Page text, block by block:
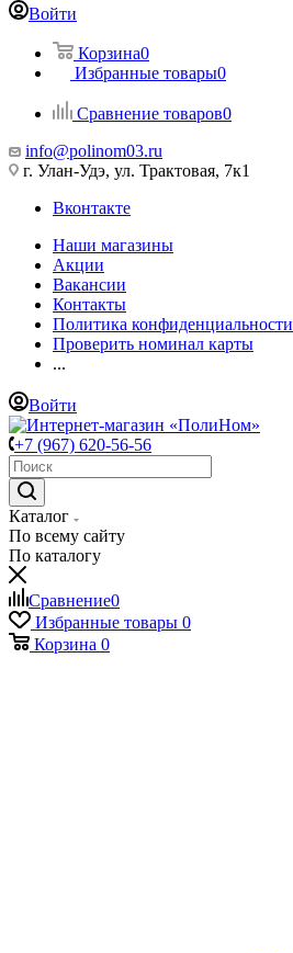
Войти
Корзина0
Избранные товары0
Сравнение товаров0
info@polinom03.ru
г. Улан-Удэ, ул. Трактовая, 7к1
Вконтакте
Наши магазины
Акции
Вакансии
Контакты
Политика конфиденциальности
Проверить номинал карты
...
Войти
+7 (967) 620-56-56
Каталог
По всему сайту
По каталогу
Сравнение0
Избранные товары 0
Корзина 0